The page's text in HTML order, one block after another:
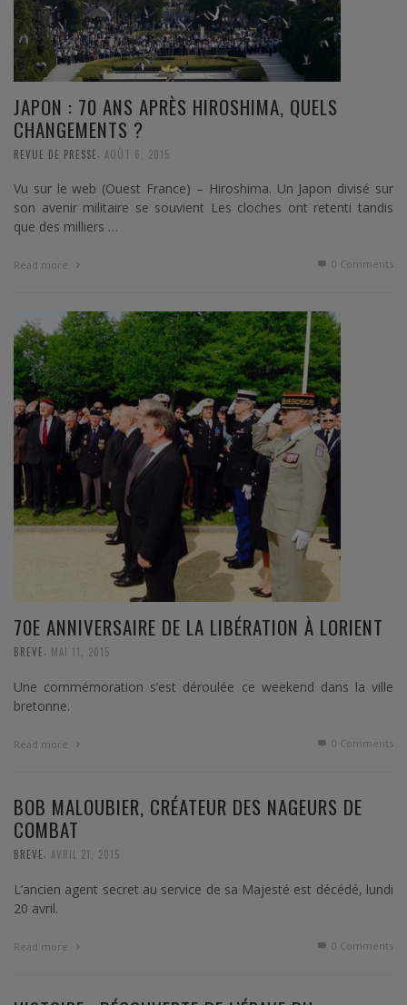
JAPON : 70 ANS APRÈS HIROSHIMA, QUELS
CHANGEMENTS ?
REVUE DE PRESSE AOÛT 6, 2015
Vu sur le web (Ouest France) – Hiroshima. Un Japon divisé sur
son avenir militaire se souvient Les cloches ont retenti tandis
que des milliers …
Read more 0 Comments
70E ANNIVERSAIRE DE LA LIBÉRATION À LORIENT
BREVE, MAI 11, 2015
Une commémoration s’est déroulée ce weekend dans la ville
bretonne.
Read more 0 Comments
BOB MALOUBIER, CRÉATEUR DES NAGEURS DE
COMBAT
BREVE AVRIL 21, 2015
L’ancien agent secret au service de sa Majesté est décédé, lundi
20 avril.
Read more 0 Comments